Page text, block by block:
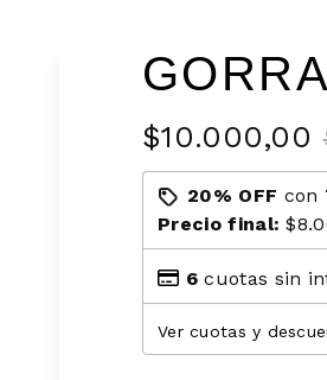
$10.000,00
20% OFF con
Precio final:
6cuotas sin
Ver cuotas y